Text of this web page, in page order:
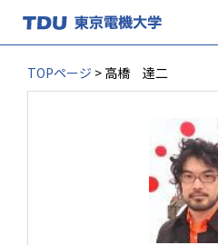
TOPページ > 高橋 達二